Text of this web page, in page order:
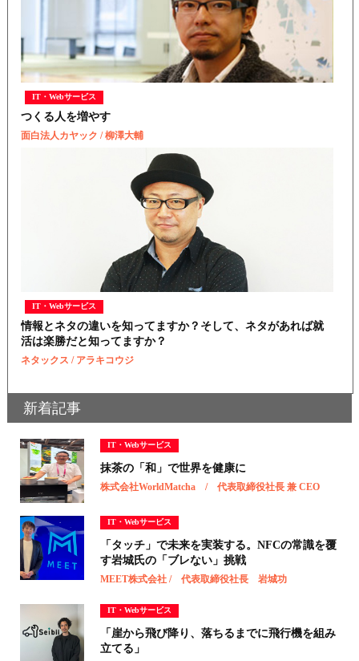
IT・Webサービス
つくる人を増やす
面白法人カヤック / 柳澤大輔
IT・Webサービス
情報とネタの違いを知ってますか？そして、ネタがあれば就
活は楽勝だと知ってますか？
ネタックス / アラキコウジ
新着記事
IT・Webサービス
抹茶の「和」で世界を健康に
株式会社WorldMatcha / 代表取締役社長 兼 CEO
IT・Webサービス
「タッチ」で未来を実装する。NFCの常識を覆
す岩城氏の「ブレない」挑戦
MEET株式会社 / 代表取締役社長 岩城功
IT・Webサービス
「崖から飛び降り、落ちるまでに飛行機を組み
立てる」